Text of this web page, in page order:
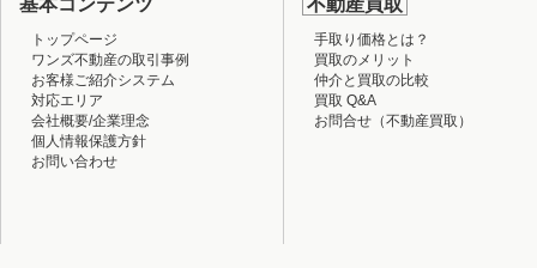
基本コンテンツ
トップページ
ワンズ不動産の取引事例
お客様ご紹介システム
対応エリア
会社概要/企業理念
個人情報保護方針
お問い合わせ
不動産買取
手取り価格とは？
買取のメリット
仲介と買取の比較
買取 Q&A
お問合せ（不動産買取）